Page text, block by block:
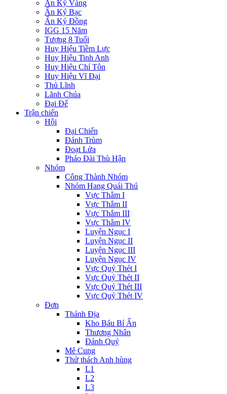
Ấn Ký Vàng
Ấn Ký Bạc
Ấn Ký Đồng
IGG 15 Năm
Tượng 8 Tuổi
Huy Hiệu Tiềm Lực
Huy Hiệu Tinh Anh
Huy Hiệu Chí Tôn
Huy Hiệu Vĩ Đại
Thủ Lĩnh
Lãnh Chúa
Đại Đế
Trận chiến
Hội
Đại Chiến
Đánh Trùm
Đoạt Lửa
Pháo Đài Thù Hận
Nhóm
Công Thành Nhóm
Nhóm Hang Quái Thú
Vực Thẳm I
Vực Thẳm II
Vực Thẳm III
Vực Thẳm IV
Luyện Ngục I
Luyện Ngục II
Luyện Ngục III
Luyện Ngục IV
Vực Quỷ Thét I
Vực Quỷ Thét II
Vực Quỷ Thét III
Vực Quỷ Thét IV
Đơn
Thánh Địa
Kho Báu Bí Ẩn
Thương Nhân
Đánh Quỷ
Mê Cung
Thử thách Anh hùng
L1
L2
L3